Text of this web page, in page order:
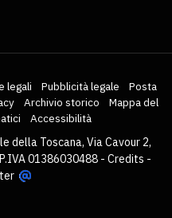
legali Pubblicità legale
Posta
Archivio storico
Mappa del
Accessibilità
della Toscana, Via Cavour 2,
01386030488 - Credits -